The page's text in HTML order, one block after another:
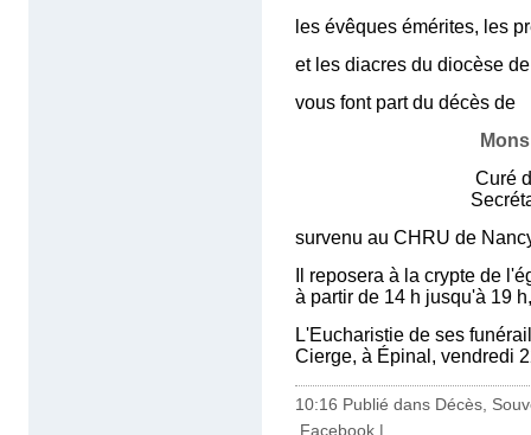
les évêques émérites, les
et les diacres du diocèse
vous font part du décès de
Curé de la
Secrétaire de la
survenu au CHRU de
Il reposera à la crypte de
à partir de 14 h jusqu'à 19
L'Eucharistie de ses
Cierge, à Épinal, vendredi
10:16 Publié dans Décès,
Facebook |